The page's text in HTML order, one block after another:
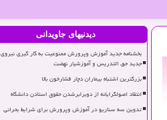
دیدنیهای جاویدانی
بخشنامه جدید آموزش وپرورش ممنوعیت به کار گیری نیروی
جدید حق التدریس و آموزشیار نهضت
بزرگترین اشتباه بیماران دچار فشارخون بالا
انتقاد اصولگرایانه از دوبرابرشدن حقوق استادن دانشگاه
تدوین سه سناریو در آموزش وپرورش برای شرایط بحرانی